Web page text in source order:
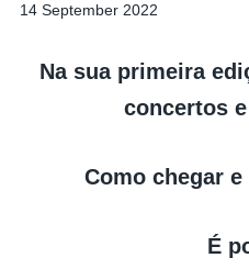
14 September 2022
Na sua primeira
concertos
Como chegar
É